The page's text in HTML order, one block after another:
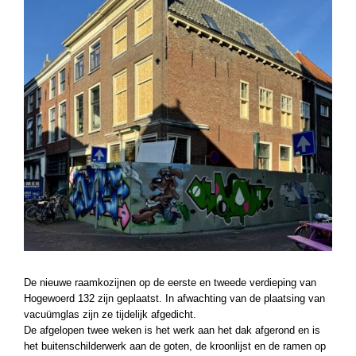
De nieuwe raamkozijnen op de eerste en tweede verdieping van
Hogewoerd 132 zijn geplaatst. In afwachting van de plaatsing van
vacuümglas zijn ze tijdelijk afgedicht.
De afgelopen twee weken is het werk aan het dak afgerond en is
het buitenschilderwerk aan de goten, de kroonlijst en de ramen op